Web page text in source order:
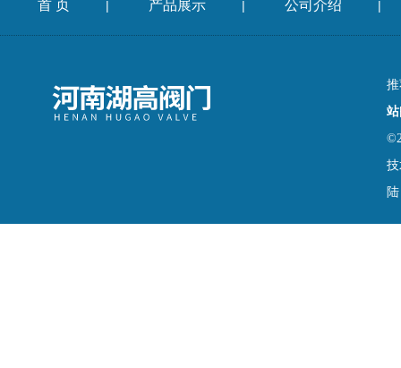
首 页 | 产品展示 | 公司介绍 |
陆